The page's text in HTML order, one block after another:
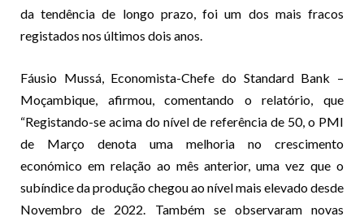
da tendência de longo prazo, foi um dos mais fracos
registados nos últimos dois anos.
Fáusio Mussá, Economista-Chefe do Standard Bank –
Moçambique, afirmou, comentando o relatório, que
“Registando-se acima do nível de referência de 50, o PMI
de Março denota uma melhoria no crescimento
económico em relação ao mês anterior, uma vez que o
subíndice da produção chegou ao nível mais elevado desde
Novembro de 2022. Também se observaram novas